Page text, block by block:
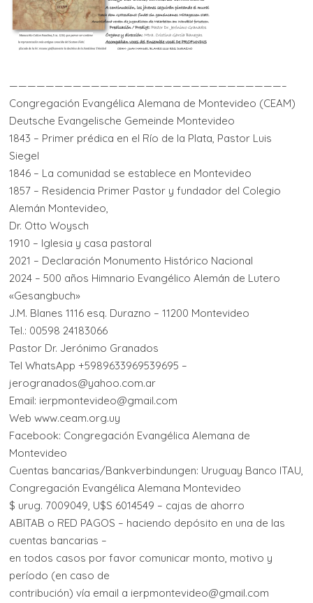
——————————————————————————————–
Congregación Evangélica Alemana de Montevideo (CEAM)
Deutsche Evangelische Gemeinde Montevideo
1843 – Primer prédica en el Río de la Plata, Pastor Luis
Siegel
1846 – La comunidad se establece en Montevideo
1857 – Residencia Primer Pastor y fundador del Colegio
Alemán Montevideo,
Dr. Otto Woysch
1910 – Iglesia y casa pastoral
2021 – Declaración Monumento Histórico Nacional
2024 – 500 años Himnario Evangélico Alemán de Lutero
«Gesangbuch»
J.M. Blanes 1116 esq. Durazno – 11200 Montevideo
Tel.: 00598 24183066
Pastor Dr. Jerónimo Granados
Tel WhatsApp +5989633969539695 –
jerogranados@yahoo.com.ar
Email: ierpmontevideo@gmail.com
Web www.ceam.org.uy
Facebook: Congregación Evangélica Alemana de
Montevideo
Cuentas bancarias/Bankverbindungen: Uruguay Banco ITAU,
Congregación Evangélica Alemana Montevideo
$ urug. 7009049, U$S 6014549 – cajas de ahorro
ABITAB o RED PAGOS – haciendo depósito en una de las
cuentas bancarias –
en todos casos por favor comunicar monto, motivo y
período (en caso de
contribución) vía email a ierpmontevideo@gmail.com